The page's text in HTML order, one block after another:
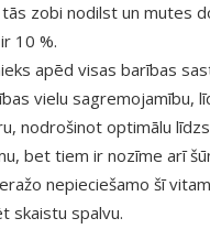
zobi nodilst un mutes
10 %.
apēd visas barības
vielu sagremojamību,
nodrošinot optimālu
bet tiem ir nozīme arī
nepieciešamo šī
skaistu spalvu.